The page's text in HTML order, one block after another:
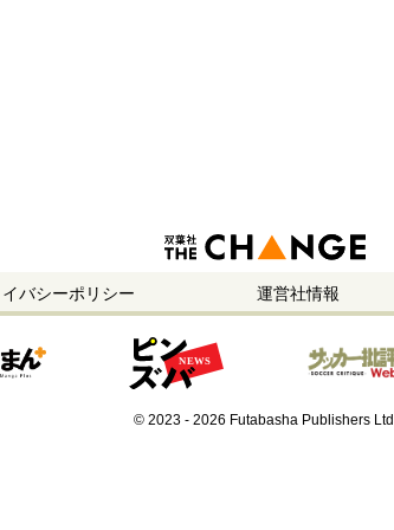
バシーポリシー 運営社情報
© 2023 - 2026 Futabasha Publishers Ltd.